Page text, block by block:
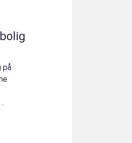
på